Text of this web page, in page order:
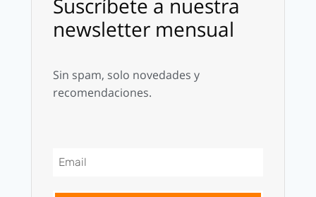
Suscríbete a nuestra
newsletter mensual
Sin spam, solo novedades y
recomendaciones.